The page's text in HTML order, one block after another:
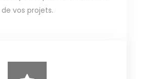
de vos projets.